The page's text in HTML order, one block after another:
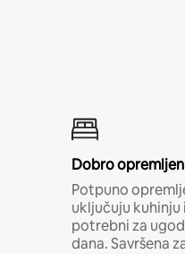
Dobro
Potpuno
uključuju kuhinju
potrebni za
dana. Savršena